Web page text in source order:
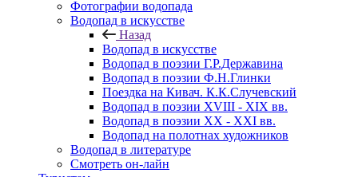
Фотографии водопада
Водопад в искусстве
Назад
Водопад в искусстве
Водопад в поэзии Г.Р.Державина
Водопад в поэзии Ф.Н.Глинки
Поездка на Кивач. К.К.Случевский
Водопад в поэзии XVIII - XIX вв.
Водопад в поэзии XX - XXI вв.
Водопад на полотнах художников
Водопад в литературе
Смотреть он-лайн